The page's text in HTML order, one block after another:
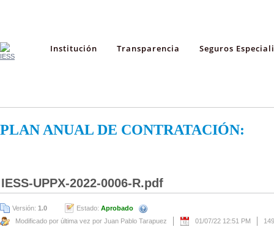
Institución Transparencia Seguros
PLAN ANUAL DE CONTRATACIÓN:
IESS-UPPX-2022-0006-R.pdf
Versión: 1.0 Estado: Aprobado
Modificado por última vez por Juan Pablo Tarapuez
01/07/22 12:51 PM